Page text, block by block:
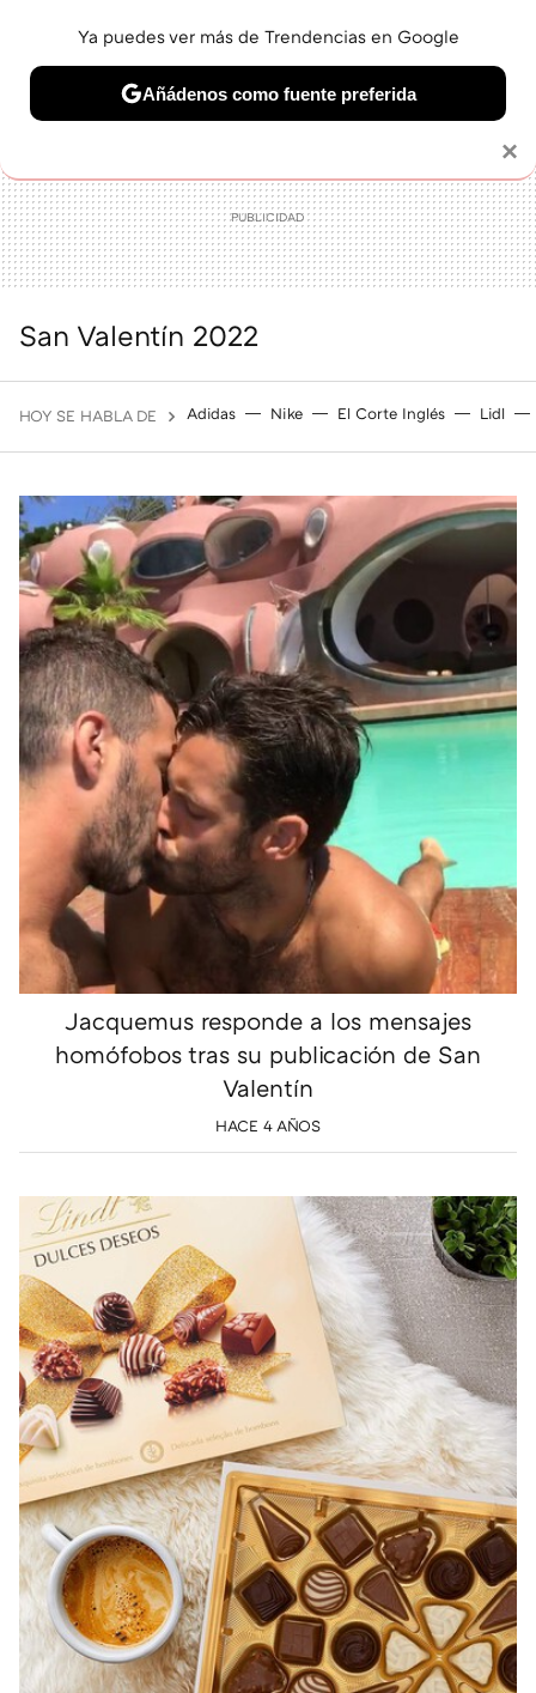
BELLEZA SHOPPING VIAJES GASTRO SNEAKERS
San Valentín 2022
HOY SE HABLA DE Adidas Nike El Corte Inglés Lidl
Jacquemus responde a los mensajes
homófobos tras su publicación de San
Valentín
HACE 4 AÑOS
×
Ya puedes ver más de Trendencias en Google
Añádenos como fuente preferida